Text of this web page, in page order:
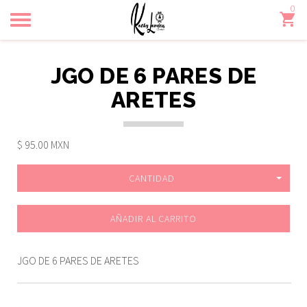
Toggle
navigation
0
JGO DE 6 PARES DE
ARETES
$ 95.00 MXN
CANTIDAD
AÑADIR AL CARRITO
JGO DE 6 PARES DE ARETES